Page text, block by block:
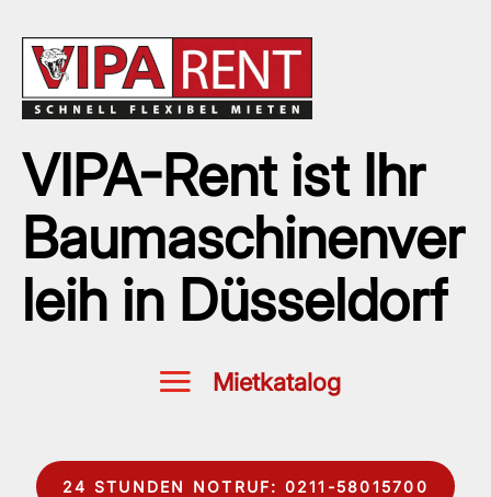
VIPA-Rent ist Ihr
Baumaschinenver
leih in Düsseldorf
24 STUNDEN NOTRUF: 0211-58015700